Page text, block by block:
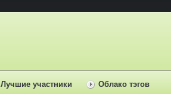
Лучшие участники Облако тэгов